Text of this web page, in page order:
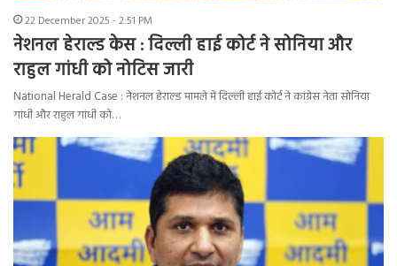
22 December 2025 - 2:51 PM
नेशनल हेराल्ड केस : दिल्ली हाई कोर्ट ने सोनिया और
राहुल गांधी को नोटिस जारी
National Herald Case : नेशनल हेराल्ड मामले में दिल्ली हाई कोर्ट ने कांग्रेस नेता सोनिया
गांधी और राहुल गांधी को…